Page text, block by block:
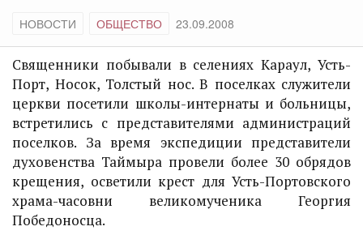
НОВОСТИ ОБЩЕСТВО 23.09.2008
Священники побывали в селениях Караул, Усть-
Порт, Носок, Толстый нос. В поселках служители
церкви посетили школы-интернаты и больницы,
встретились с представителями администраций
поселков. За время экспедиции представители
духовенства Таймыра провели более 30 обрядов
крещения, осветили крест для Усть-Портовского
храма-часовни великомученика Георгия
Победоносца.